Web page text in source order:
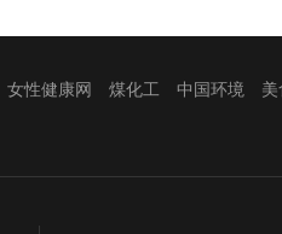
女性健康网 煤化工 中国环境